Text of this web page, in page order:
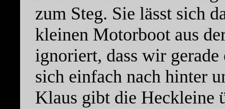
zum Steg. Sie lässt sich
kleinen Motorboot aus
ignoriert, dass wir
sich einfach nach hinter
Klaus gibt die Heckleine